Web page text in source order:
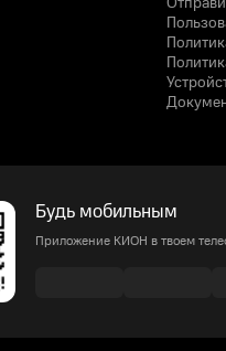
Будь мобильным
Приложение КИОН в твоем